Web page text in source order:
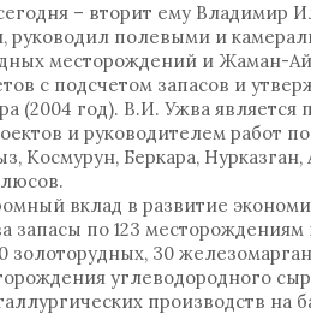
– вторит ему Владимир
руководил полевыми и
месторождений и Жаман-
с подсчетом запасов и
(2004 год). В.И. Ужва является
и руководителем работ
Космурун, Беркара, Нурказган,
вклад в развитие
запасы по 123
30
углеводородного
производств на